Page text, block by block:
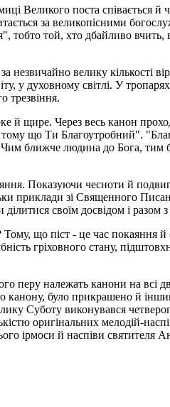
Великого поста співається й
за великопісними
той, хто дбайливо
незвичайно велику кількості
духовному світлі. У
трезвіння.
щире. Через весь канон
що Ти Благоутробний".
ближче людина до Бога, тим
Показуючи чесноти й
приклади зі Священного
своїм досвідом і
що піст - це час
гріховного стану,
належать канони на всі
канону, було прикрашено й
Суботу виконувався
оригінальних мелодій-
ірмоси й наспіви святителя